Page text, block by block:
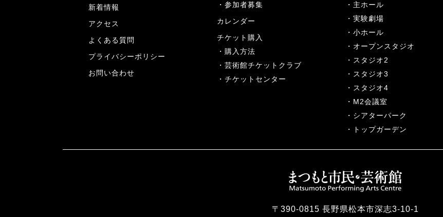
新着情報
アクセス
よくある質問
プライバシーポリシー
お問い合わせ
参加者募集
カレンダー
チケット購入
購入方法
芸術館チケットクラブ
チケットセンター
主ホール
実験劇場
小ホール
オープンスタジオ
スタジオ2
スタジオ3
スタジオ4
M2会議室
シアターパーク
トップガーデン
〒390-0815 長野県松本市深志3-10-1